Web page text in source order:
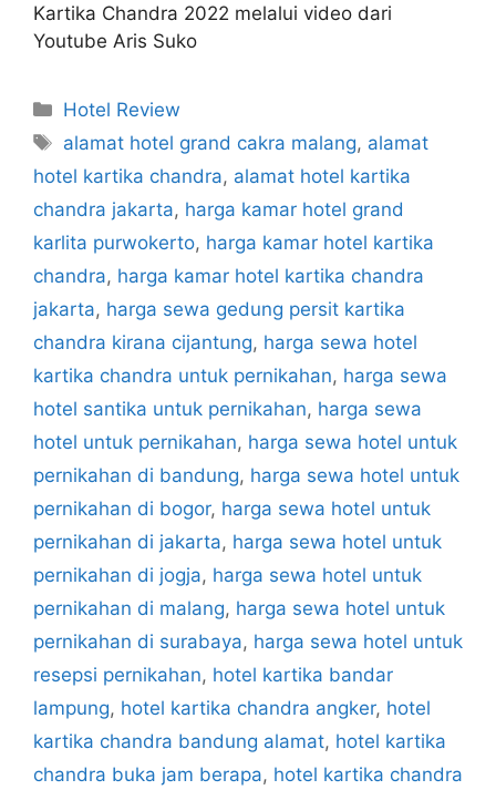
Kartika Chandra 2022 melalui video dari
Youtube Aris Suko
Categories
Hotel Review
Tags
alamat hotel grand cakra malang, alamat
hotel kartika chandra, alamat hotel kartika
chandra jakarta, harga kamar hotel grand
karlita purwokerto, harga kamar hotel kartika
chandra, harga kamar hotel kartika chandra
jakarta, harga sewa gedung persit kartika
chandra kirana cijantung, harga sewa hotel
kartika chandra untuk pernikahan, harga sewa
hotel santika untuk pernikahan, harga sewa
hotel untuk pernikahan, harga sewa hotel untuk
pernikahan di bandung, harga sewa hotel untuk
pernikahan di bogor, harga sewa hotel untuk
pernikahan di jakarta, harga sewa hotel untuk
pernikahan di jogja, harga sewa hotel untuk
pernikahan di malang, harga sewa hotel untuk
pernikahan di surabaya, harga sewa hotel untuk
resepsi pernikahan, hotel kartika bandar
lampung, hotel kartika chandra angker, hotel
kartika chandra bandung alamat, hotel kartika
chandra buka jam berapa, hotel kartika chandra